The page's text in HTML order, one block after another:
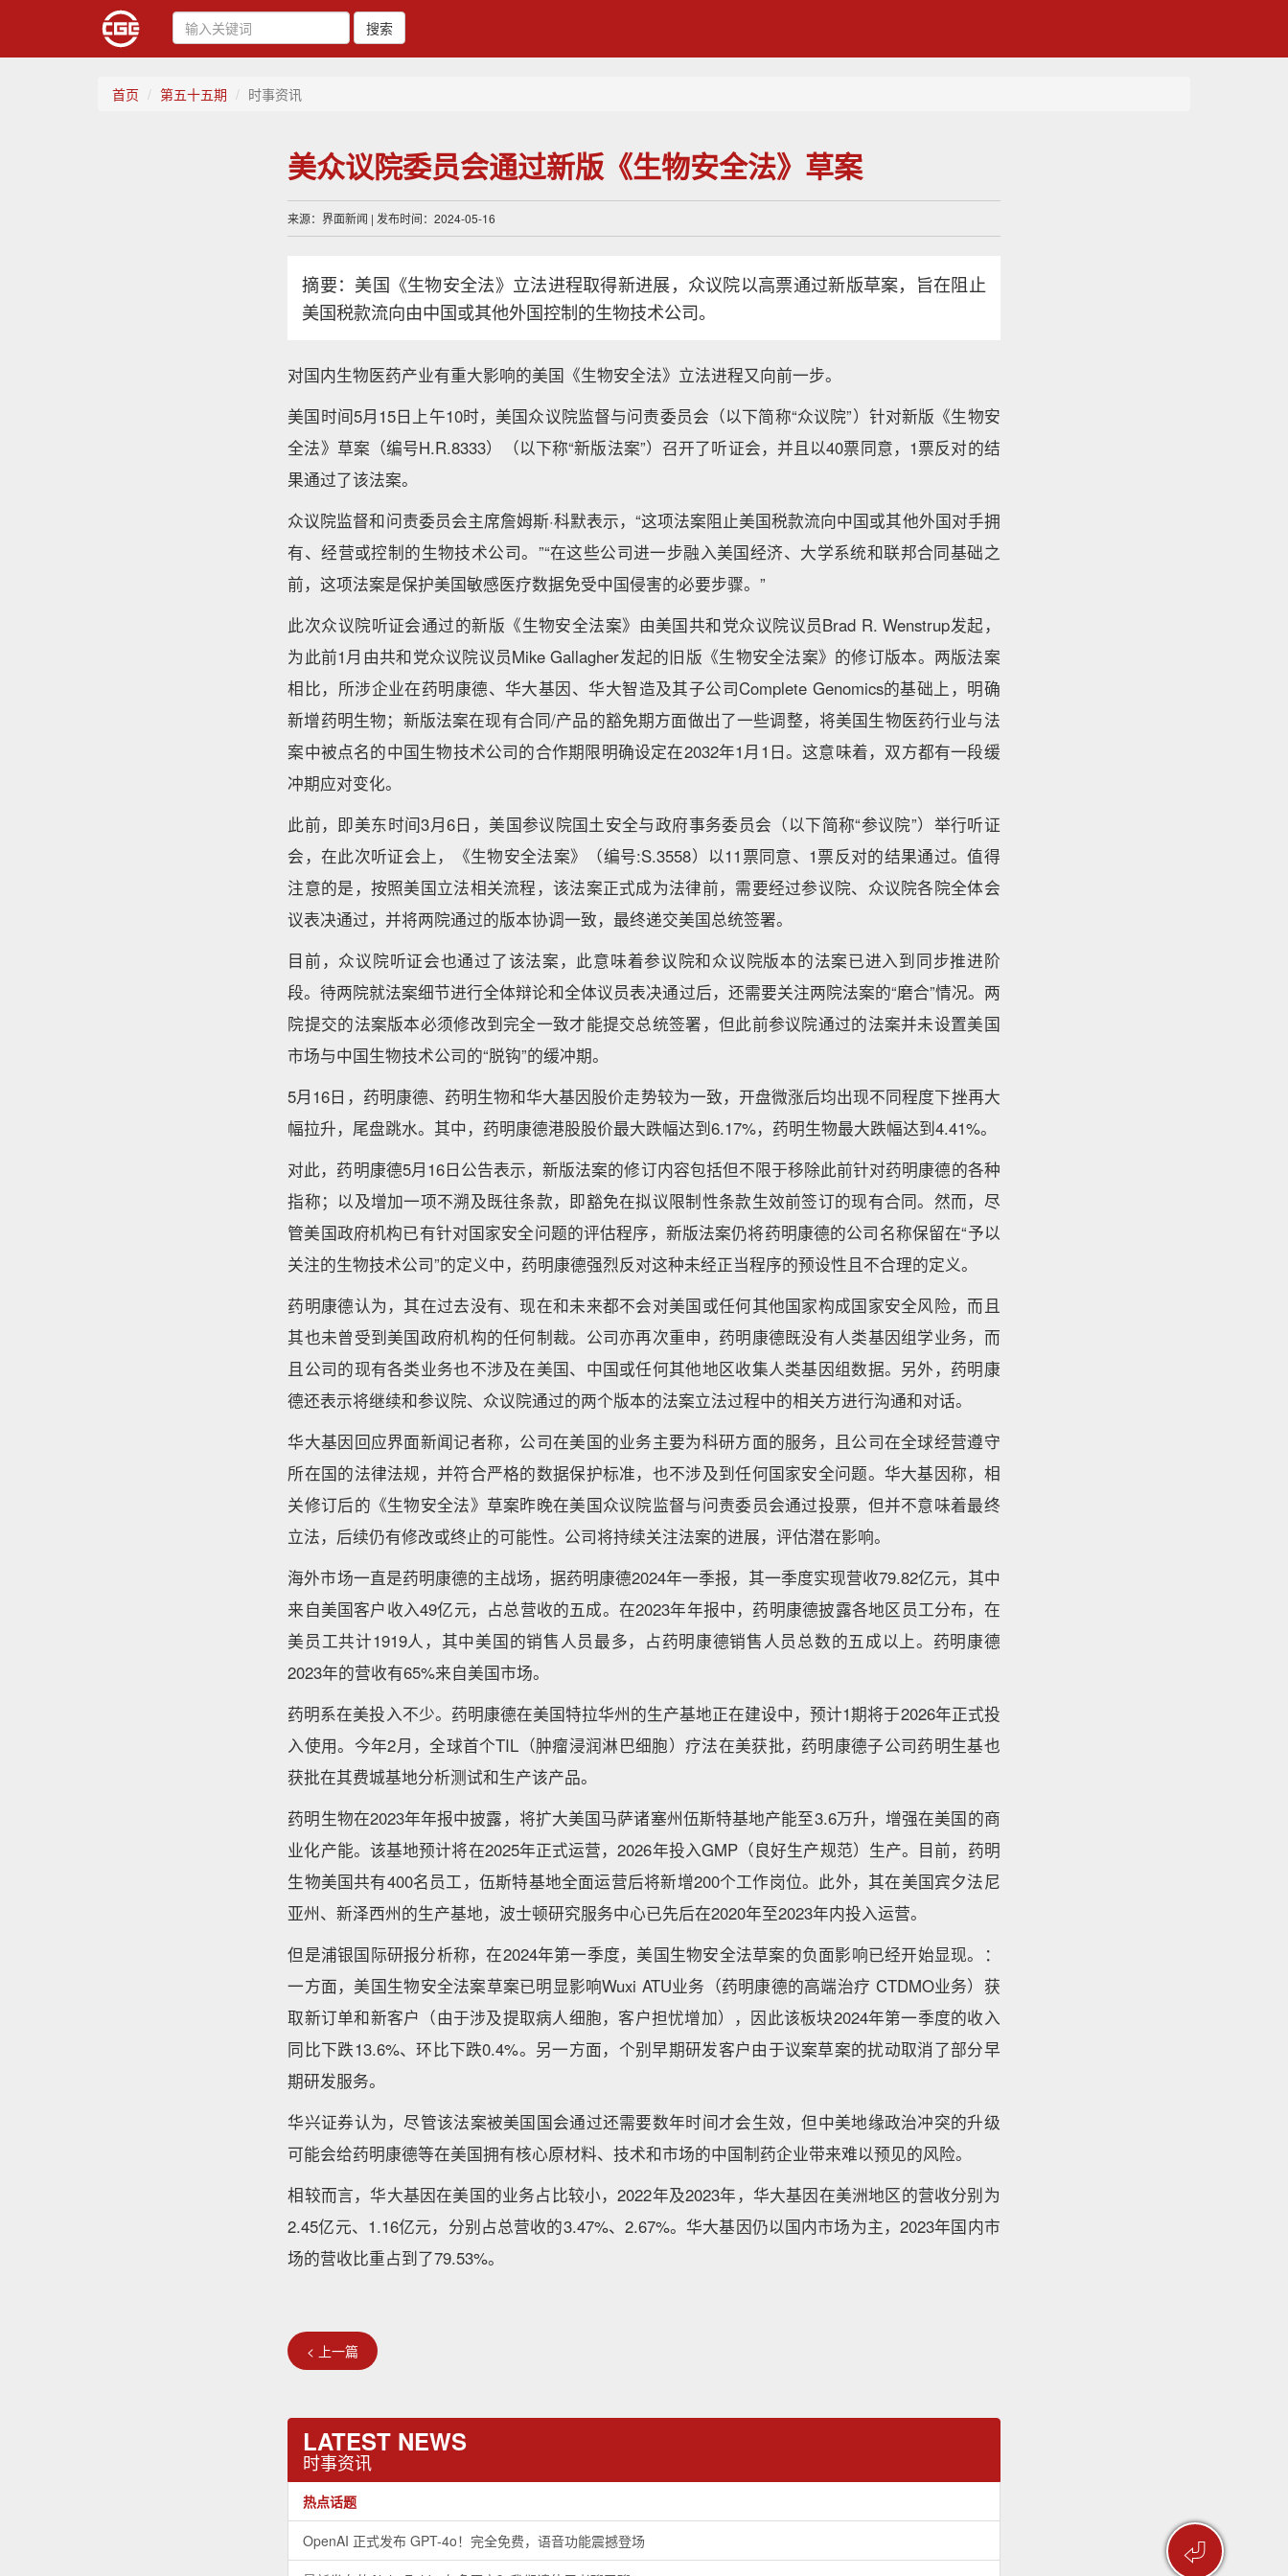
搜索
首页 第五十五期 时事资讯
⏎
美众议院委员会通过新版《生物安全法》草案
来源：界面新闻 | 发布时间：2024-05-16
摘要：美国《生物安全法》立法进程取得新进展，众议院以高票通过新版草案，旨在阻止
美国税款流向由中国或其他外国控制的生物技术公司。
对国内生物医药产业有重大影响的美国《生物安全法》立法进程又向前一步。
美国时间5月15日上午10时，美国众议院监督与问责委员会（以下简称“众议院”）针对新版《生物安
全法》草案（编号H.R.8333）（以下称“新版法案”）召开了听证会，并且以40票同意，1票反对的结
果通过了该法案。
众议院监督和问责委员会主席詹姆斯·科默表示，“这项法案阻止美国税款流向中国或其他外国对手拥
有、经营或控制的生物技术公司。”“在这些公司进一步融入美国经济、大学系统和联邦合同基础之
前，这项法案是保护美国敏感医疗数据免受中国侵害的必要步骤。”
此次众议院听证会通过的新版《生物安全法案》由美国共和党众议院议员Brad R. Wenstrup发起，
为此前1月由共和党众议院议员Mike Gallagher发起的旧版《生物安全法案》的修订版本。两版法案
相比，所涉企业在药明康德、华大基因、华大智造及其子公司Complete Genomics的基础上，明确
新增药明生物；新版法案在现有合同/产品的豁免期方面做出了一些调整，将美国生物医药行业与法
案中被点名的中国生物技术公司的合作期限明确设定在2032年1月1日。这意味着，双方都有一段缓
冲期应对变化。
此前，即美东时间3月6日，美国参议院国土安全与政府事务委员会（以下简称“参议院”）举行听证
会，在此次听证会上，《生物安全法案》（编号:S.3558）以11票同意、1票反对的结果通过。值得
注意的是，按照美国立法相关流程，该法案正式成为法律前，需要经过参议院、众议院各院全体会
议表决通过，并将两院通过的版本协调一致，最终递交美国总统签署。
目前，众议院听证会也通过了该法案，此意味着参议院和众议院版本的法案已进入到同步推进阶
段。待两院就法案细节进行全体辩论和全体议员表决通过后，还需要关注两院法案的“磨合”情况。两
院提交的法案版本必须修改到完全一致才能提交总统签署，但此前参议院通过的法案并未设置美国
市场与中国生物技术公司的“脱钩”的缓冲期。
5月16日，药明康德、药明生物和华大基因股价走势较为一致，开盘微涨后均出现不同程度下挫再大
幅拉升，尾盘跳水。其中，药明康德港股股价最大跌幅达到6.17%，药明生物最大跌幅达到4.41%。
对此，药明康德5月16日公告表示，新版法案的修订内容包括但不限于移除此前针对药明康德的各种
指称；以及增加一项不溯及既往条款，即豁免在拟议限制性条款生效前签订的现有合同。然而，尽
管美国政府机构已有针对国家安全问题的评估程序，新版法案仍将药明康德的公司名称保留在“予以
关注的生物技术公司”的定义中，药明康德强烈反对这种未经正当程序的预设性且不合理的定义。
药明康德认为，其在过去没有、现在和未来都不会对美国或任何其他国家构成国家安全风险，而且
其也未曾受到美国政府机构的任何制裁。公司亦再次重申，药明康德既没有人类基因组学业务，而
且公司的现有各类业务也不涉及在美国、中国或任何其他地区收集人类基因组数据。另外，药明康
德还表示将继续和参议院、众议院通过的两个版本的法案立法过程中的相关方进行沟通和对话。
华大基因回应界面新闻记者称，公司在美国的业务主要为科研方面的服务，且公司在全球经营遵守
所在国的法律法规，并符合严格的数据保护标准，也不涉及到任何国家安全问题。华大基因称，相
关修订后的《生物安全法》草案昨晚在美国众议院监督与问责委员会通过投票，但并不意味着最终
立法，后续仍有修改或终止的可能性。公司将持续关注法案的进展，评估潜在影响。
海外市场一直是药明康德的主战场，据药明康德2024年一季报，其一季度实现营收79.82亿元，其中
来自美国客户收入49亿元，占总营收的五成。在2023年年报中，药明康德披露各地区员工分布，在
美员工共计1919人，其中美国的销售人员最多，占药明康德销售人员总数的五成以上。药明康德
2023年的营收有65%来自美国市场。
药明系在美投入不少。药明康德在美国特拉华州的生产基地正在建设中，预计1期将于2026年正式投
入使用。今年2月，全球首个TIL（肿瘤浸润淋巴细胞）疗法在美获批，药明康德子公司药明生基也
获批在其费城基地分析测试和生产该产品。
药明生物在2023年年报中披露，将扩大美国马萨诸塞州伍斯特基地产能至3.6万升，增强在美国的商
业化产能。该基地预计将在2025年正式运营，2026年投入GMP（良好生产规范）生产。目前，药明
生物美国共有400名员工，伍斯特基地全面运营后将新增200个工作岗位。此外，其在美国宾夕法尼
亚州、新泽西州的生产基地，波士顿研究服务中心已先后在2020年至2023年内投入运营。
但是浦银国际研报分析称，在2024年第一季度，美国生物安全法草案的负面影响已经开始显现。：
一方面，美国生物安全法案草案已明显影响Wuxi ATU业务（药明康德的高端治疗 CTDMO业务）获
取新订单和新客户（由于涉及提取病人细胞，客户担忧增加），因此该板块2024年第一季度的收入
同比下跌13.6%、环比下跌0.4%。另一方面，个别早期研发客户由于议案草案的扰动取消了部分早
期研发服务。
华兴证券认为，尽管该法案被美国国会通过还需要数年时间才会生效，但中美地缘政治冲突的升级
可能会给药明康德等在美国拥有核心原材料、技术和市场的中国制药企业带来难以预见的风险。
相较而言，华大基因在美国的业务占比较小，2022年及2023年，华大基因在美洲地区的营收分别为
2.45亿元、1.16亿元，分别占总营收的3.47%、2.67%。华大基因仍以国内市场为主，2023年国内市
场的营收比重占到了79.53%。
< 上一篇
LATEST NEWS
时事资讯
热点话题
OpenAI 正式发布 GPT-4o！完全免费，语音功能震撼登场